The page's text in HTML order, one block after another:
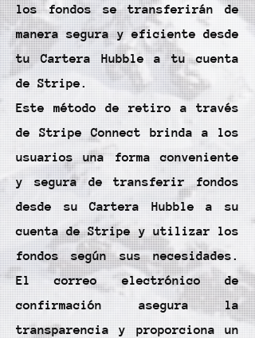
los fondos se transferirán de
manera segura y eficiente desde
tu Cartera Hubble a tu cuenta
de Stripe.
Este método de retiro a través
de Stripe Connect brinda a los
usuarios una forma conveniente
y segura de transferir fondos
desde su Cartera Hubble a su
cuenta de Stripe y utilizar los
fondos según sus necesidades.
El correo electrónico de
confirmación asegura la
transparencia y proporciona un